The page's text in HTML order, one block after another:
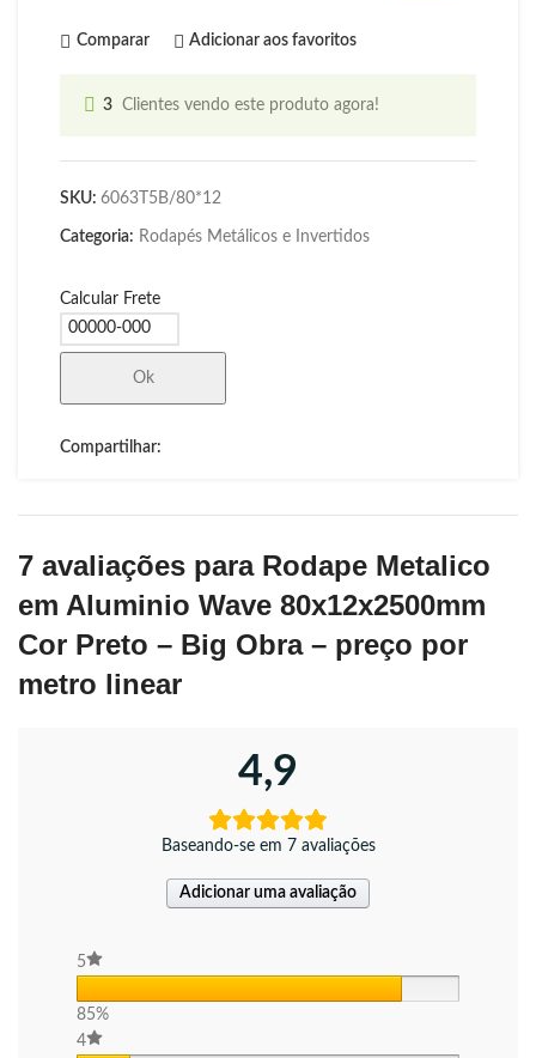
Comparar Adicionar aos favoritos
3 Clientes vendo este produto agora!
SKU: 6063T5B/80*12
Categoria: Rodapés Metálicos e Invertidos
Calcular Frete
Ok
Compartilhar:
7 avaliações para Rodape Metalico
em Aluminio Wave 80x12x2500mm
Cor Preto – Big Obra – preço por
metro linear
4,9
Baseando-se em 7 avaliações
Adicionar uma avaliação
5
85%
4